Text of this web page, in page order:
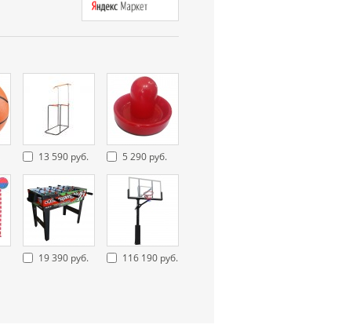
13 590 руб. 5 290 руб.
19 390 руб. 116 190 руб.